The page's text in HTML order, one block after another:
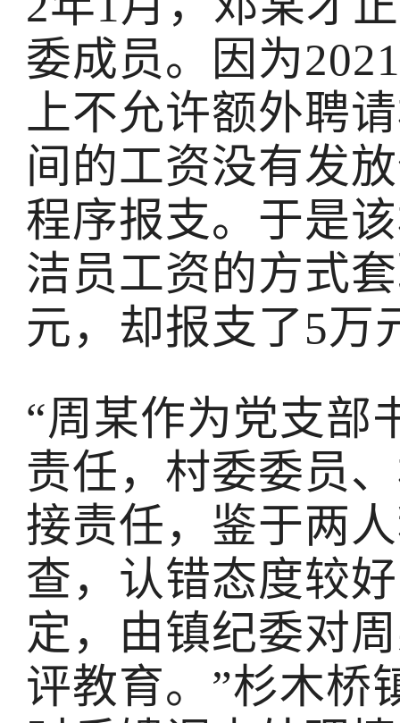
委成员。因为
上不允许额外聘
间的工资没有发
程序报支。于是
洁员工资的方式
元，却报支了5万
“周某作为党支部
责任，村委委员
接责任，鉴于两
查，认错态度较
定，由镇纪委对
评教育。”杉木桥